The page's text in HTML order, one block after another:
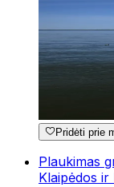
Pridėti prie
Plaukimas
Klaipėdos